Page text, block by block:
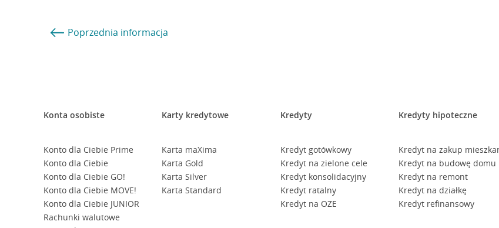
Poprzednia informacja
Konta osobiste
Konto dla Ciebie Prime
Konto dla Ciebie
Konto dla Ciebie GO!
Konto dla Ciebie MOVE!
Konto dla Ciebie JUNIOR
Rachunki walutowe
Karty kredytowe
Karta maXima
Karta Gold
Karta Silver
Karta Standard
Kredyty
Kredyt gotówkowy
Kredyt na zielone cele
Kredyt konsolidacyjny
Kredyt ratalny
Kredyt na OZE
Kredyty hipoteczne
Kredyt na zakup
Kredyt na budowę domu
Kredyt na remont
Kredyt na działkę
Kredyt refinansowy